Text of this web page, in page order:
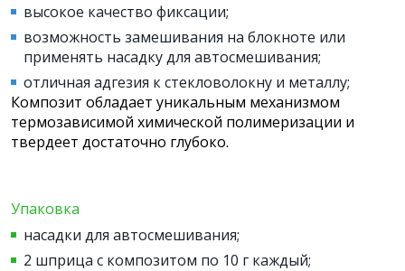
высокое качество фиксации;
возможность замешивания на блокноте или
применять насадку для автосмешивания;
отличная адгезия к стекловолокну и металлу;
Композит обладает уникальным механизмом
термозависимой химической полимеризации и
твердеет достаточно глубоко.
Упаковка
насадки для автосмешивания;
2 шприца с композитом по 10 г каждый;